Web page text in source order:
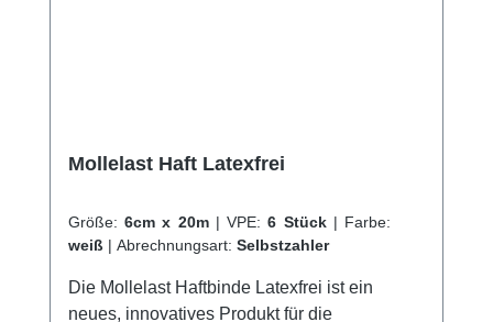
Mollelast Haft Latexfrei
Größe: 6cm x 20m | VPE: 6 Stück | Farbe:
weiß | Abrechnungsart: Selbstzahler
Die Mollelast Haftbinde Latexfrei ist ein
neues, innovatives Produkt für die